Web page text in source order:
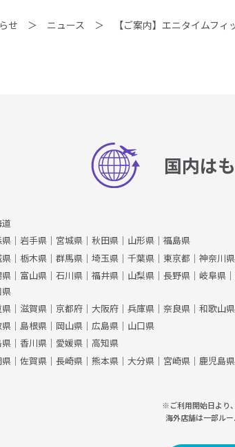
せ ニュース 【ご案内】エニタイムフ
国内は
｜ 岩手県 ｜ 宮城県 ｜ 秋田県 ｜ 山形県 ｜ 福島県
県 ｜ 栃木県 ｜ 群馬県 ｜ 埼玉県 ｜ 千葉県 ｜ 東京都 ｜ 神奈川県
｜ 富山県 ｜ 石川県 ｜ 福井県 ｜ 山梨県 ｜ 長野県 ｜ 岐阜県 ｜
県
｜ 滋賀県 ｜ 京都府 ｜ 大阪府 ｜ 兵庫県 ｜ 奈良県 ｜ 和歌山県
県 ｜ 島根県 ｜ 岡山県 ｜ 広島県 ｜ 山口県
｜ 香川県 ｜ 愛媛県 ｜ 高知県
｜ 佐賀県 ｜ 長崎県 ｜ 熊本県 ｜ 大分県 ｜ 宮崎県 ｜ 鹿児島県
※ご利用開始日より
海外店舗は一部ルー